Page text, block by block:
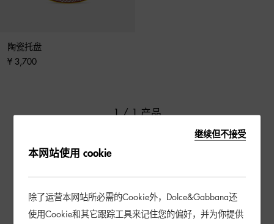
陶瓷托盘
¥ 3,700
1 / 1 产品
继续但不接受
本网站使用 cookie
除了运营本网站所必需的Cookie外，Dolce&Gabbana还
使用Cookie和其它跟踪工具来记住您的偏好，并为你提供